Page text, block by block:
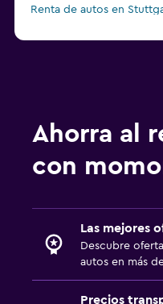
Renta de autos en
Ahorra al
con
Las mejores
Descubre
autos en más
Precios